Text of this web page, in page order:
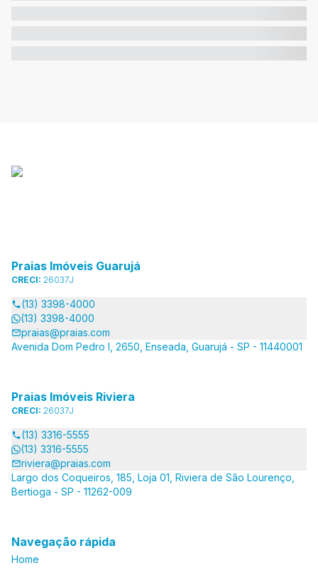
Praias Imóveis Guarujá
CRECI: 26037J
(13) 3398-4000
(13) 3398-4000
praias@praias.com
Avenida Dom Pedro I, 2650, Enseada, Guarujá - SP - 11440001
Praias Imóveis Riviera
CRECI: 26037J
(13) 3316-5555
(13) 3316-5555
riviera@praias.com
Largo dos Coqueiros, 185, Loja 01, Riviera de São Lourenço,
Bertioga - SP - 11262-009
Navegação rápida
Home